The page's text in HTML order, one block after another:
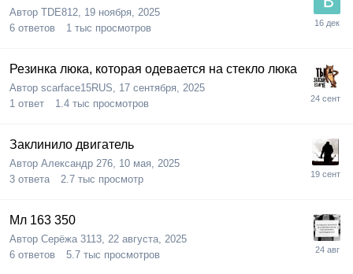
Автор TDE812, 19 ноября, 2025
6 ответов 1 тыс просмотров
Резинка люка, которая одевается на стекло люка
Автор scarface15RUS, 17 сентября, 2025
1 ответ 1.4 тыс просмотров
Заклинило двигатель
Автор Александр 276, 10 мая, 2025
3 ответа 2.7 тыс просмотр
Мл 163 350
Автор Серёжа 3113, 22 августа, 2025
6 ответов 5.7 тыс просмотров